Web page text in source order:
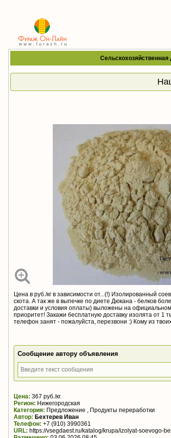
Цена в руб./кг в зависимости от...(!) Изолированный
скота. А так же в выпечке по диете Дюкана - белков
доставки и условия оплаты) выложены на
приоритет! Закажи бесплатную доставку изолята от 1
телефон занят - пожалуйста, перезвони :) Кому из
Сообщение автору объявления
Цена: 367 руб./кг.
Регион: Нижегородская
Категория: Предложение , Продукты переработки
Автор: Бехтерев Иван
Телефон: +7 (910) 3990361
URL: https://vsegdaest.ru/katalog/krupa/izolyat-soevogo-